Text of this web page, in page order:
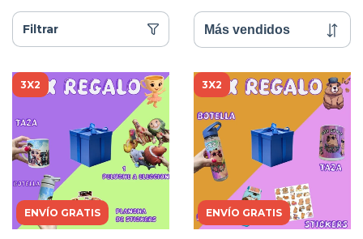
Filtrar
3X2
ENVÍO GRATIS
3X2
ENVÍO GRATIS